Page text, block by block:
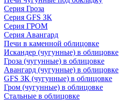
Серия Гроза
Серия GFS ЗК
Серия ГРОМ
Серия Авангард
Печи в каменной облицовке
Искандер (чугунные) в облицовке
Гроза (чугунные) в облицовке
Авангард (чугунные) в облицовке
GFS ЗК (чугунные) в облицовке
Гром (чугунные) в облицовке
Стальные в облицовке